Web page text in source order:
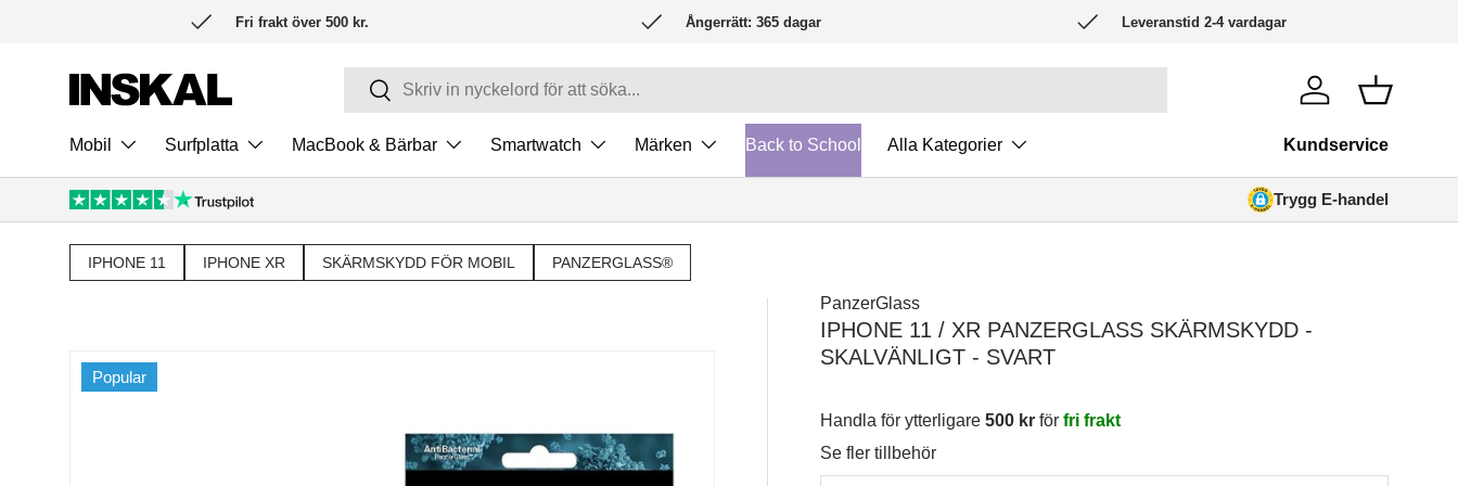
Fri frakt över 500 kr. Ångerrätt: 365 dagar Leveranstid 2-4 vardagar
Sök
Logga inKorg
Mobil Surfplatta MacBook & Bärbar Smartwatch Märken Back to School Alla Kategorier Kundservice
Trygg E-handel
IPHONE 11 IPHONE XR SKÄRMSKYDD FÖR MOBIL PANZERGLASS®
Popular
PanzerGlass
IPHONE 11 / XR PANZERGLASS SKÄRMSKYDD -
SKALVÄNLIGT - SVART
Handla för ytterligare500 kr förfri frakt
Se fler tillbehör